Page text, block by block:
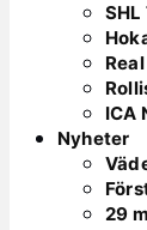
ICA
Nyheter
29